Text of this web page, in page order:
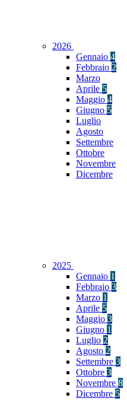
2026
Gennaio 4
Febbraio 2
Marzo
Aprile 5
Maggio 4
Giugno 5
Luglio
Agosto
Settembre
Ottobre
Novembre
Dicembre
2025
Gennaio 1
Febbraio 3
Marzo 1
Aprile 5
Maggio 3
Giugno 1
Luglio 2
Agosto 2
Settembre 3
Ottobre 3
Novembre 8
Dicembre 5